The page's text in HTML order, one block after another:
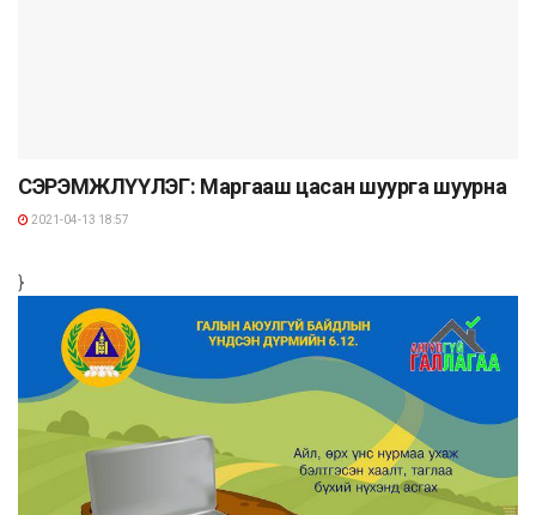
СЭРЭМЖЛҮҮЛЭГ: Маргааш цасан шуурга шуурна
2021-04-13 18:57
}